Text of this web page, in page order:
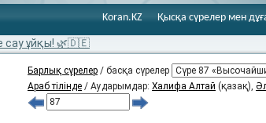
Koran.KZ Қысқа сүрелер мен
сау ұйқы! 🌿🇩🇪
Барлық сүрелер / басқа сүрелер
Араб тілінде / Аударымдар: Халифа Алтай (қазақ),